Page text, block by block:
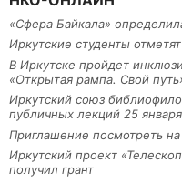
«Сфера Байкала»
Иркутские студенты
В Иркутске пройдет
«Открытая рампа. Свой
Иркутский союз
публичных лекций 25 января
Приглашение посмотреть
Иркутский проект
получил грант